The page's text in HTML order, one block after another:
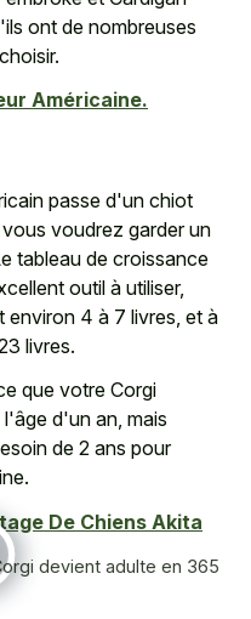
ont de nombreuses
Américaine.
passe d'un chiot
voudrez garder un
tableau de croissance
outil à utiliser,
environ 4 à 7 livres, et à
livres.
que votre Corgi
d'un an, mais
de 2 ans pour
De Chiens Akita
devient adulte en 365